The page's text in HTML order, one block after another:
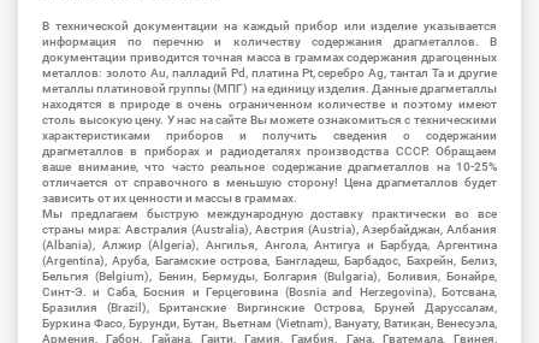
В технической документации на каждый прибор или изделие указывается
информация по перечню и количеству содержания драгметаллов. В
документации приводится точная масса в граммах содержания драгоценных
металлов: золото Au, палладий Pd, платина Pt, серебро Ag, тантал Ta и другие
металлы платиновой группы (МПГ) на единицу изделия. Данные драгметаллы
находятся в природе в очень ограниченном количестве и поэтому имеют
столь высокую цену. У нас на сайте Вы можете ознакомиться с техническими
характеристиками приборов и получить сведения о содержании
драгметаллов в приборах и радиодеталях производства СССР. Обращаем
ваше внимание, что часто реальное содержание драгметаллов на 10-25%
отличается от справочного в меньшую сторону! Цена драгметаллов будет
зависить от их ценности и массы в граммах.
Мы предлагаем быструю международную доставку практически во все
страны мира: Австралия (Australia), Австрия (Austria), Азербайджан, Албания
(Albania), Алжир (Algeria), Ангилья, Ангола, Антигуа и Барбуда, Аргентина
(Argentina), Аруба, Багамские острова, Бангладеш, Барбадос, Бахрейн, Белиз,
Бельгия (Belgium), Бенин, Бермуды, Болгария (Bulgaria), Боливия, Бонайре,
Синт-Э. и Саба, Босния и Герцеговина (Bosnia and Herzegovina), Ботсвана,
Бразилия (Brazil), Британские Виргинские Острова, Бруней Даруссалам,
Буркина Фасо, Бурунди, Бутан, Вьетнам (Vietnam), Вануату, Ватикан, Венесуэла,
Армения, Габон, Гайана, Гаити, Гамия, Гамбия, Гана, Гватемала, Гвинея,